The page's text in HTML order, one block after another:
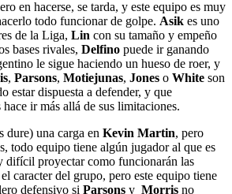
en hacerse, se tarda, y este equipo es muy
todo funcionar de golpe. Asik es uno
de la Liga, Lin con su tamaño y empeño
bases rivales, Delfino puede ir ganando
le sigue haciendo un hueso de roer, y
, Parsons, Motiejunas, Jones o White son
estar dispuesta a defender, y que
ir más allá de sus limitaciones.
dure) una carga en Kevin Martin, pero
todo equipo tiene algún jugador al que es
difícil proyectar como funcionarán las
caracter del grupo, pero este equipo tiene
defensivo si Parsons y Morris no